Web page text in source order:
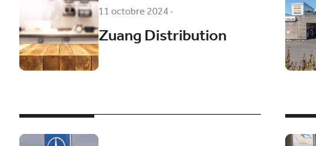
11 octobre 2024·
Zuang Distribution